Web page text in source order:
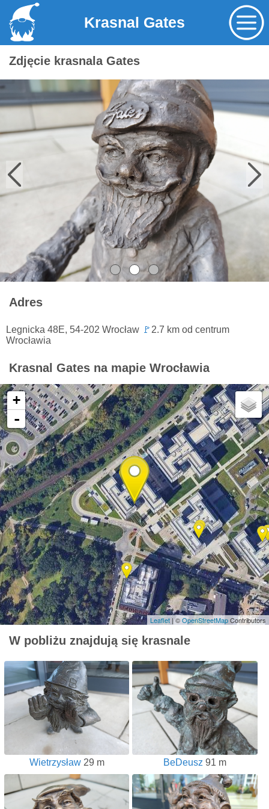
Krasnal Gates
Zdjęcie krasnala Gates
Adres
Legnicka 48E, 54-202 Wrocław 🚩 2.7 km od centrum
Wrocławia
Krasnal Gates na mapie Wrocławia
+
-
Leaflet | ©OpenStreetMapContributors
W pobliżu znajdują się krasnale
Wietrzysław29 m BeDeusz 91 m